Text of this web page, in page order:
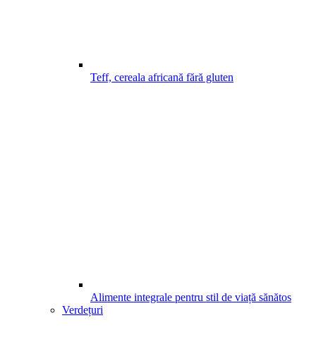
Teff, cereala africană fără gluten
Alimente integrale pentru stil de viață sănătos
Verdețuri